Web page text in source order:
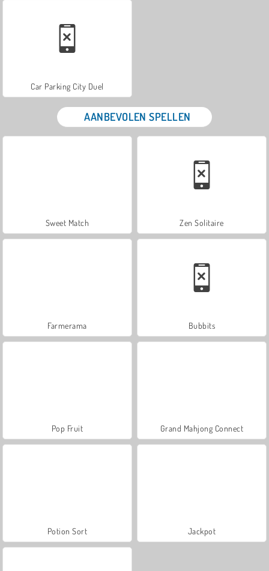
Car Parking City Duel
AANBEVOLEN SPELLEN
Sweet Match Zen Solitaire
Farmerama Bubbits
Pop Fruit Grand Mahjong Connect
Potion Sort Jackpot